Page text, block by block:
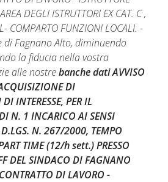
DEGLI ISTRUTTORI EX CAT. C ,
COMPARTO FUNZIONI LOCALI. -
di Fagnano Alto, diminuendo
la fiducia nella vostra
alle nostrebanche dati AVVISO
DI
INTERESSE, PER IL
N. 1 INCARICO AI SENSI
D.LGS. N. 267/2000, TEMPO
TIME (12/h sett.) PRESSO
DEL SINDACO DI FAGNANO
DI LAVORO -